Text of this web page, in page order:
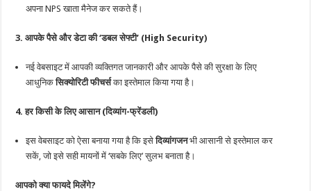
अपना NPS खाता मैनेज कर सकते हैं।
3. आपके पैसे और डेटा की ‘डबल सेफ्टी’ (High Security)
नई वेबसाइट में आपकी व्यक्तिगत जानकारी और आपके पैसे की सुरक्षा के लिए
आधुनिकसिक्योरिटी फीचर्सका इस्तेमाल किया गया है।
4. हर किसी के लिए आसान (दिव्यांग-फ्रेंडली)
इस वेबसाइट को ऐसा बनाया गया है कि इसेदिव्यांगजनभी आसानी से इस्तेमाल कर
सकें, जो इसे सही मायनों में ‘सबके लिए’ सुलभ बनाता है।
आपको क्या फायदे मिलेंगे?